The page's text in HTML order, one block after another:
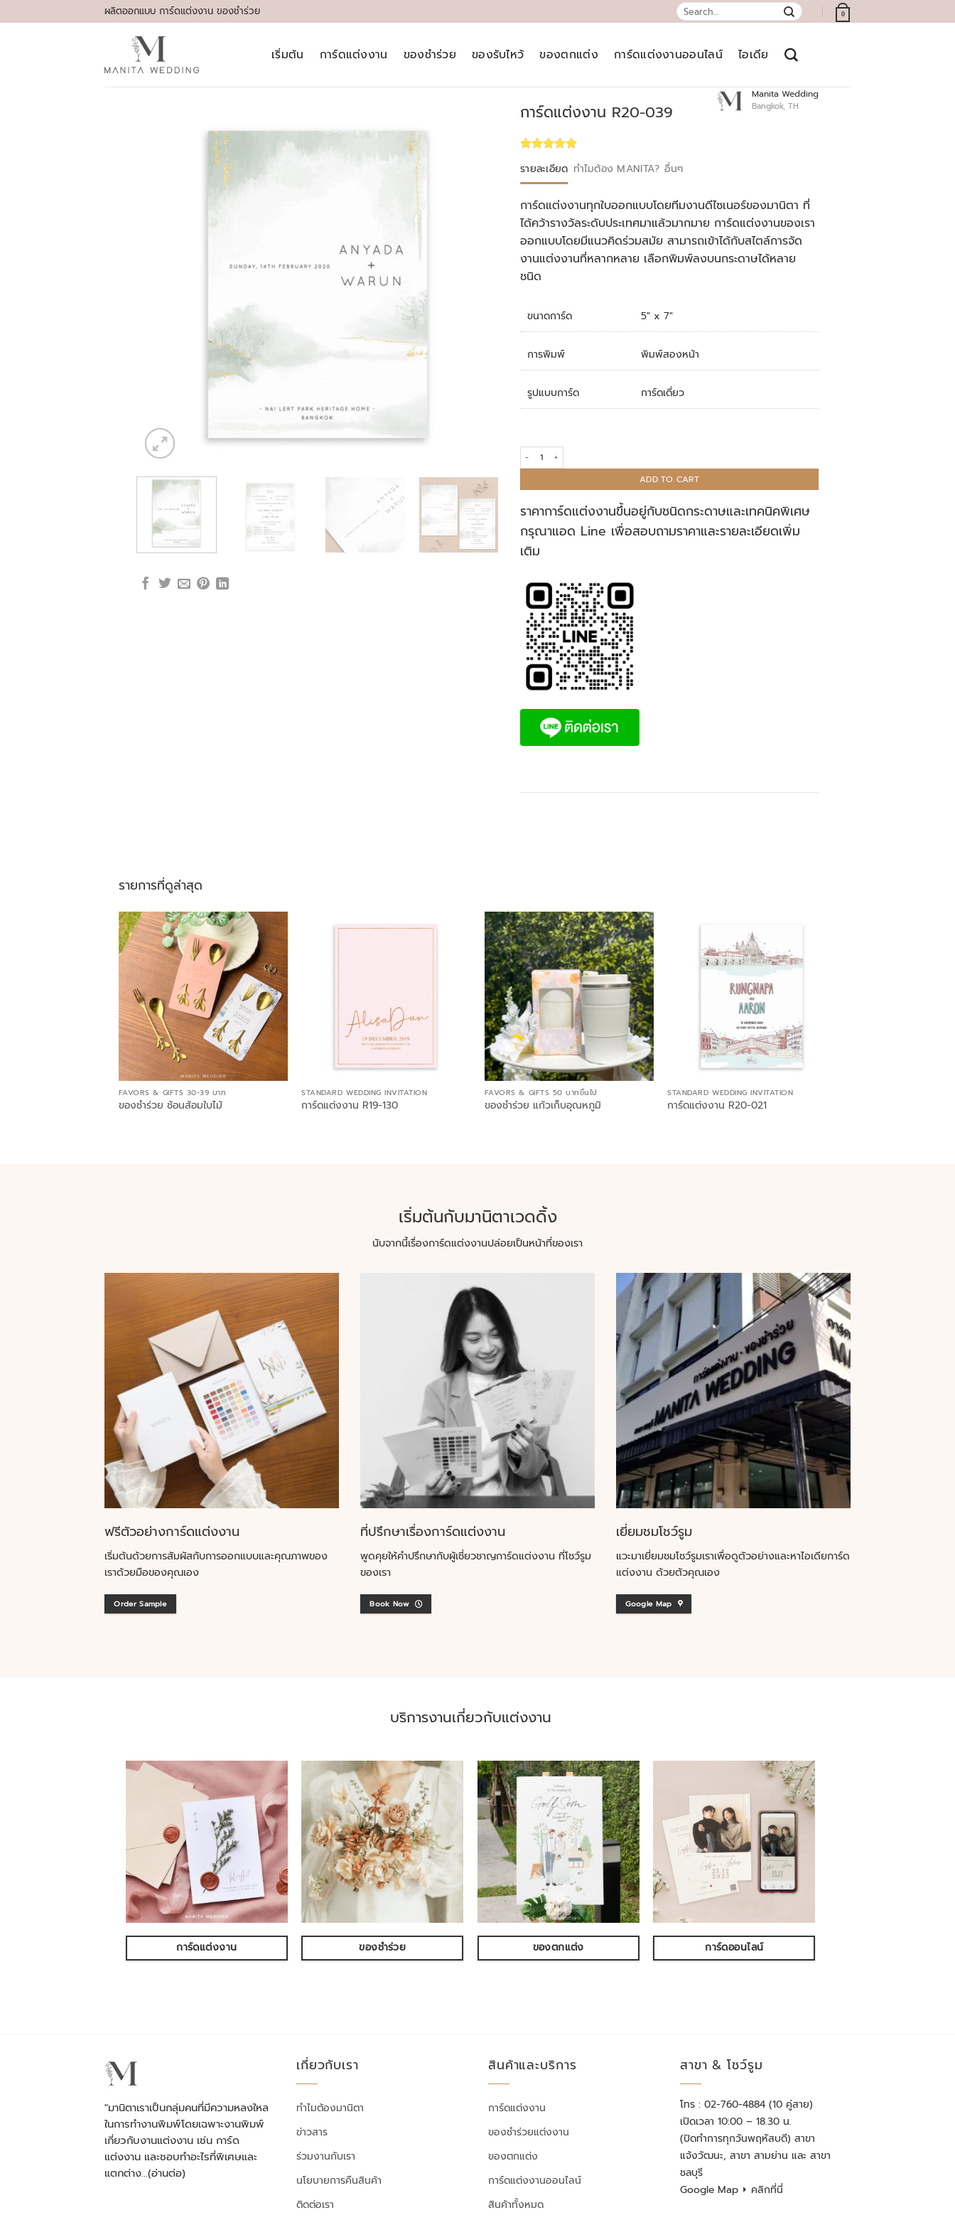
to
ผลิตออกแบบ การ์ดแต่งงาน ของชำร่วย
Search
for:
0
เริ่มต้น การ์ดแต่งงาน ของชำร่วย ของรับไหว้ ของตกแต่ง การ์ดแต่งงานออนไลน์ ไอเดีย
การ์ดแต่งงาน R20-039
out of 5
based on
rating
Manita Wedding
Bangkok, TH
รายละเอียด ทำไมต้อง MANITA? อื่นๆ
การ์ดแต่งงานทุกใบออกแบบโดยทีมงานดีไซเนอร์ของมานิตา ที่
ได้คว้ารางวัลระดับประเทศมาแล้วมากมาย การ์ดแต่งงานของเรา
ออกแบบโดยมีแนวคิดร่วมสมัย สามารถเข้าได้กับสไตล์การจัด
งานแต่งงานที่หลากหลาย เลือกพิมพ์ลงบนกระดาษได้หลาย
ชนิด
ขนาดการ์ด 5" x 7"
การพิมพ์ พิมพ์สองหน้า
รูปแบบการ์ด การ์ดเดี่ยว
การ์ดแต่งงาน R20-039 quantity
ADD TO CART
ราคาการ์ดแต่งงานขึ้นอยู่กับชนิดกระดาษและเทคนิคพิเศษ
กรุณาแอด Line เพื่อสอบถามราคาและรายละเอียดเพิ่ม
เติม
รายการที่ดูล่าสุด
FAVORS & GIFTS 30-39 บาท
ของชำร่วย ช้อนส้อมใบไม้
STANDARD WEDDING INVITATION
การ์ดแต่งงาน R19-130
FAVORS & GIFTS 50 บาทขึ้นไป
ของชำร่วย แก้วเก็บอุณหภูมิ
STANDARD WEDDING INVITATION
การ์ดแต่งงาน R20-021
เริ่มต้นกับมานิตาเวดดิ้ง
นับจากนี้เรื่องการ์ดแต่งงานปล่อยเป็นหน้าที่ของเรา
ฟรีตัวอย่างการ์ดแต่งงาน
เริ่มต้นด้วยการสัมผัสกับการออกแบบและคุณภาพของ
เราด้วยมือของคุณเอง
Order Sample
ที่ปรึกษาเรื่องการ์ดแต่งงาน
พูดคุยให้คำปรึกษากับผู้เชี่ยวชาญการ์ดแต่งงาน ที่โชว์รูม
ของเรา
Book Now
เยี่ยมชมโชว์รูม
แวะมาเยี่ยมชมโชว์รูมเราเพื่อดูตัวอย่างและหาไอเดียการ์ด
แต่งงาน ด้วยตัวคุณเอง
Google Map
บริการงานเกี่ยวกับแต่งงาน
การ์ดแต่งงาน ของชำร่วย ของตกแต่ง การ์ดออนไลน์
"มานิตาเราเป็นกลุ่มคนที่มีความหลงใหล
ในการทำงานพิมพ์โดยเฉพาะงานพิมพ์
เกี่ยวกับงานแต่งงาน เช่น การ์ด
แต่งงาน และชอบทำอะไรที่พิเศษและ
แตกต่าง…(อ่านต่อ)
เกี่ยวกับเรา
ทำไมต้องมานิตา
ข่าวสาร
ร่วมงานกับเรา
นโยบายการคืนสินค้า
ติดต่อเรา
สินค้าและบริการ
การ์ดแต่งงาน
ของชำร่วยแต่งงาน
ของตกแต่ง
การ์ดแต่งงานออนไลน์
สินค้าทั้งหมด
สาขา & โชว์รูม
โทร : 02-760-4884 (10 คู่สาย)
เปิดเวลา 10:00 – 18.30 น.
(ปิดทำการทุกวันพฤหัสบดี) สาขา
แจ้งวัฒนะ, สาขา สามย่าน และ สาขา
ชลบุรี
Google Map ⏵ คลิกที่นี่